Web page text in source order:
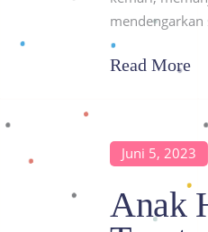
Read More
Juni 5, 2023
Anak